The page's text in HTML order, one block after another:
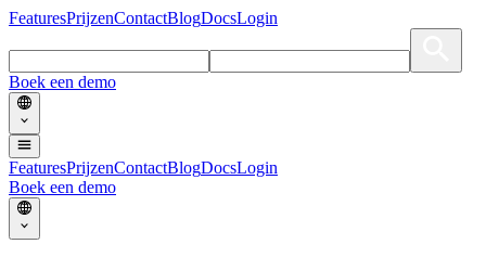
FeaturesPrijzenContactBlogDocsLogin
Boek een demo
FeaturesPrijzenContactBlogDocsLogin
Boek een demo